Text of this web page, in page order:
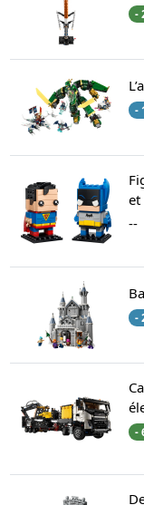
-
-
et
--
-
-